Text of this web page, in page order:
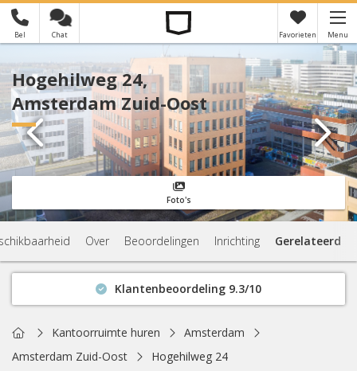
Bel Chat Favorieten Menu
Je hebt nog geen favorieten ×
Hogehilweg 24,
Amsterdam Zuid-Oost
Foto's
Over Beoordelingen Inrichting Gerelateerd
Klantenbeoordeling 9.3/10
Actuele beschikbaarheid
HomeKantoorruimte huren
Amsterdam
Amsterdam Zuid-Oost
Hogehilweg 24